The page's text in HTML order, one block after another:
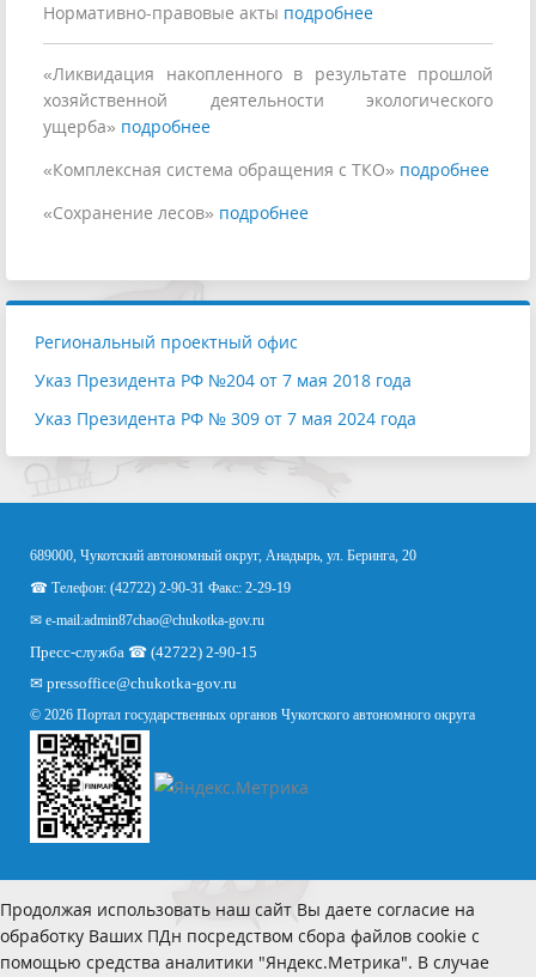
Нормативно-правовые акты подробнее
«Ликвидация накопленного в результате прошлой
хозяйственной деятельности экологического
ущерба» подробнее
«Комплексная система обращения с ТКО» подробнее
«Сохранение лесов» подробнее
Региональный проектный офис
Указ Президента РФ №204 от 7 мая 2018 года
Указ Президента РФ № 309 от 7 мая 2024 года
689000, Чукотский автономный округ, Анадырь, ул. Беринга, 20
☎ Телефон: (42722) 2-90-31 Факс: 2-29-19
✉ e-mail:admin87chao@chukotka-gov.ru
Пресс-служба ☎ (42722) 2-90-15
✉ pressoffice@chukotka-gov.ru
© 2026 Портал государственных органов Чукотского автономного округа
Продолжая использовать наш сайт Вы даете согласие на
обработку Ваших ПДн посредством сбора файлов cookie с
помощью средства аналитики "Яндекс.Метрика". В случае